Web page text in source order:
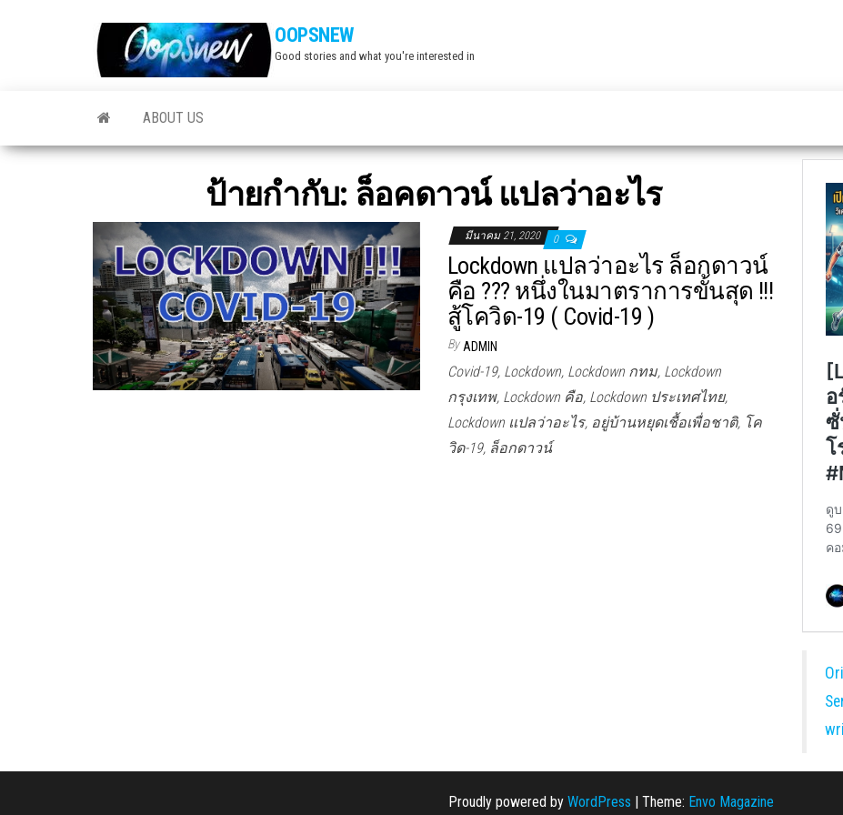
OOPSNEW
Good stories and what you're interested in
ABOUT US
ป้ายกำกับ: ล็อคดาวน์ แปลว่าอะไร
มีนาคม 21, 2020 0
Lockdown แปลว่าอะไร ล็อกดาวน์
คือ ??? หนึ่งในมาตราการขั้นสุด !!!
สู้โควิด-19 ( Covid-19 )
By ADMIN
Covid-19, Lockdown, Lockdown กทม, Lockdown
กรุงเทพ, Lockdown คือ, Lockdown ประเทศไทย,
Lockdown แปลว่าอะไร, อยู่บ้านหยุดเชื้อเพื่อชาติ, โค
วิด-19, ล็อกดาวน์
Proudly powered by WordPress | Theme: Envo Magazine